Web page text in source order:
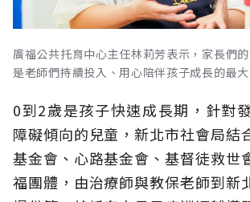
廣福公共托育中心主任林莉芳表示，家長們
是老師們持續投入、用心陪伴孩子成長的最大
0到2歲是孩子快速成長期，針對
障礙傾向的兒童，新北市社會局結
基金會、心路基金會、基督徒救世
福團體，由治療師與教保老師到新